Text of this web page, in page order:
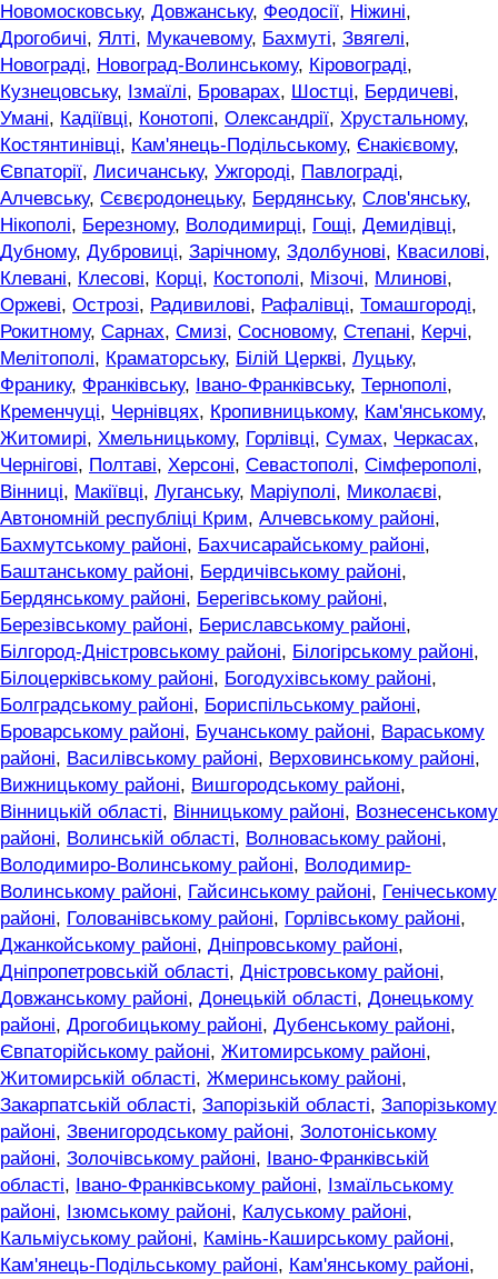
Новомосковську, Довжанську, Феодосії, Ніжині,
Дрогобичі, Ялті, Мукачевому, Бахмуті, Звягелі,
Новограді, Новоград-Волинському, Кіровограді,
Кузнецовську, Ізмаїлі, Броварах, Шостці, Бердичеві,
Умані, Кадіївці, Конотопі, Олександрії, Хрустальному,
Костянтинівці, Кам'янець-Подільському, Єнакієвому,
Євпаторії, Лисичанську, Ужгороді, Павлограді,
Алчевську, Сєвєродонецьку, Бердянську, Слов'янську,
Нікополі, Березному, Володимирці, Гощі, Демидівці,
Дубному, Дубровиці, Зарічному, Здолбунові, Квасилові,
Клевані, Клесові, Корці, Костополі, Мізочі, Млинові,
Оржеві, Острозі, Радивилові, Рафалівці, Томашгороді,
Рокитному, Сарнах, Смизі, Сосновому, Степані, Керчі,
Мелітополі, Краматорську, Білій Церкві, Луцьку,
Франику, Франківську, Івано-Франківську, Тернополі,
Кременчуці, Чернівцях, Кропивницькому, Кам'янському,
Житомирі, Хмельницькому, Горлівці, Сумах, Черкасах,
Чернігові, Полтаві, Херсоні, Севастополі, Сімферополі,
Вінниці, Макіївці, Луганську, Маріуполі, Миколаєві,
Автономній республіці Крим, Алчевському районі,
Бахмутському районі, Бахчисарайському районі,
Баштанському районі, Бердичівському районі,
Бердянському районі, Берегівському районі,
Березівському районі, Бериславському районі,
Білгород-Дністровському районі, Білогірському районі,
Білоцерківському районі, Богодухівському районі,
Болградському районі, Бориспільському районі,
Броварському районі, Бучанському районі, Вараському
районі, Василівському районі, Верховинському районі,
Вижницькому районі, Вишгородському районі,
Вінницькій області, Вінницькому районі, Вознесенському
районі, Волинській області, Волноваському районі,
Володимиро-Волинському районі, Володимир-
Волинському районі, Гайсинському районі, Генічеському
районі, Голованівському районі, Горлівському районі,
Джанкойському районі, Дніпровському районі,
Дніпропетровській області, Дністровському районі,
Довжанському районі, Донецькій області, Донецькому
районі, Дрогобицькому районі, Дубенському районі,
Євпаторійському районі, Житомирському районі,
Житомирській області, Жмеринському районі,
Закарпатській області, Запорізькій області, Запорізькому
районі, Звенигородському районі, Золотоніському
районі, Золочівському районі,
Івано-Франківській
області, Івано-Франківському районі, Ізмаїльському
районі, Ізюмському районі, Калуському районі,
Кальміуському районі, Камінь-Каширському районі,
Кам'янець-Подільському районі, Кам'янському районі,